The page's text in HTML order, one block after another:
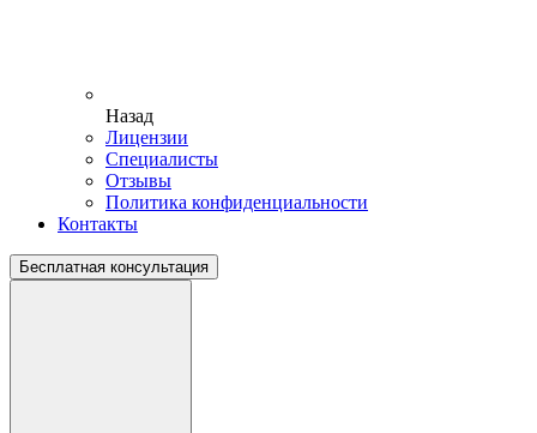
Назад
Лицензии
Специалисты
Отзывы
Политика конфиденциальности
Контакты
Бесплатная консультация